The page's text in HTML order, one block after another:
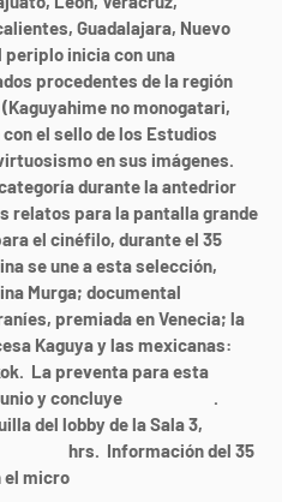
Guadalajara, Nuevo
periplo inicia con una
procedentes de la región
no monogatari,
el sello de los Estudios
en sus imágenes.
durante la antedrior
relatos para la pantalla grande
el cinéfilo, durante el 35
se une a esta selección,
Murga; documental
premiada en Venecia; la
Kaguya y las mexicanas:
La preventa para esta
y concluye
.
del lobby de la Sala 3,
hrs. Información del 35
el micro